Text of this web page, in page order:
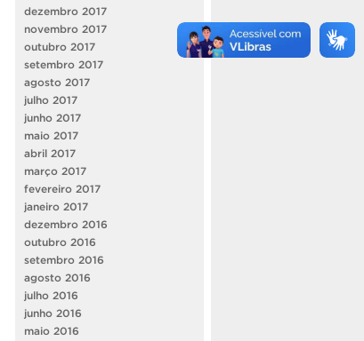
dezembro 2017
novembro 2017
outubro 2017
setembro 2017
agosto 2017
julho 2017
junho 2017
maio 2017
abril 2017
março 2017
fevereiro 2017
janeiro 2017
dezembro 2016
outubro 2016
setembro 2016
agosto 2016
julho 2016
junho 2016
maio 2016